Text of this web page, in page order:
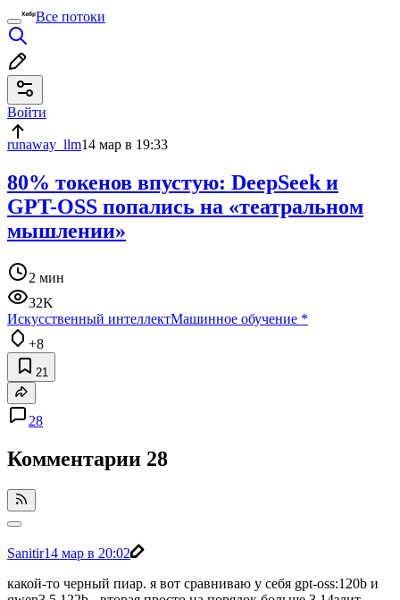
Все потоки
Войти
runaway_llm14 мар в 19:33
80% токенов впустую: DeepSeek и
GPT-OSS попались на «театральном
мышлении»
2 мин
32K
Искусственный интеллектМашинное обучение *
+8
21
28
Комментарии 28
Sanitir14 мар в 20:02
какой-то черный пиар. я вот сравниваю у себя gpt-oss:120b и